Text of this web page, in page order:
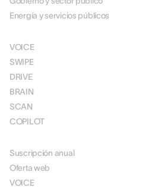
Energía y servicios públicos
VOICE
SWIPE
DRIVE
BRAIN
SCAN
COPILOT
Suscripción anual
Oferta web
VOICE